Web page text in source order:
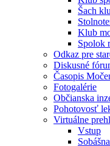
Šach
Klub
Spolok
Odkaz pre
Diskusné
Časopis
Fotogalérie
Občianska
Pohotovosť
Virtuálne
Vstup